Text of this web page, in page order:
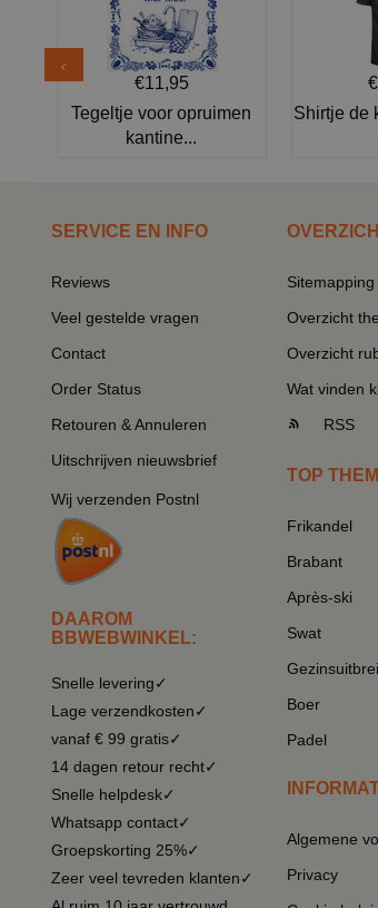
€11,95
Tegeltje voor opruimen
kantine...
Shirtje de
SERVICE EN INFO
Reviews
Veel gestelde vragen
Contact
Order Status
Retouren & Annuleren
Uitschrijven nieuwsbrief
Wij verzenden Postnl
DAAROM
BBWEBWINKEL:
Snelle levering✓
Lage verzendkosten✓
vanaf € 99 gratis✓
14 dagen retour recht✓
Snelle helpdesk✓
Whatsapp contact✓
Groepskorting 25%✓
Zeer veel tevreden klanten✓
Sitemapping
Overzicht
Overzicht
Wat vinden
RSS
TOP
Frikandel
Brabant
Après-ski
Swat
Boer
Padel
Algemene
Privacy